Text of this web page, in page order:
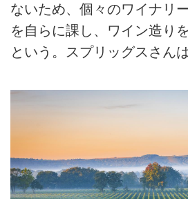
ないため、個々のワイナリ
を自らに課し、ワイン造り
という。スプリッグスさんは